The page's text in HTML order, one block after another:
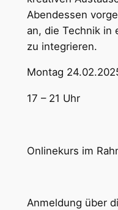
Abendessen
an, die Technik in
zu integrieren.
Montag
17 – 21 Uhr
Onlinekurs im
Anmeldung über